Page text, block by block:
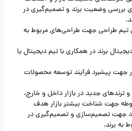
بررسی وضعیت برند و تصمیم‌گیری در
تیم طراحی جهت طراحی‌های مربوط به
برند در همکاری با تیم دیجیتال یا
جهت پیشبرد فرآیند توسعه محصولات
ترندهای جدید در بازار داخل و خارج،
جهت شناخت بیشتر بازار هدف
جهت تصمیم‌سازی و تصمیم‌گیری در
به برند.